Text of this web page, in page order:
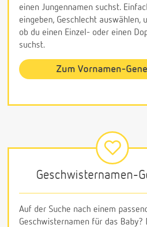
einen Jungennamen suchst.
eingeben, Geschlecht auswählen,
ob du einen Einzel- oder einen
suchst.
Zum Vornamen-
Geschwisternamen-
Auf der Suche nach einem
Geschwisternamen für das Baby?